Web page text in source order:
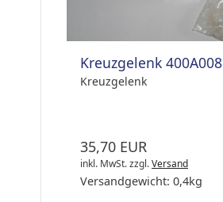
Kreuzgelenk 400A008
Kreuzgelenk
35,70 EUR
inkl. MwSt.zzgl.Versand
Versandgewicht: 0,4kg